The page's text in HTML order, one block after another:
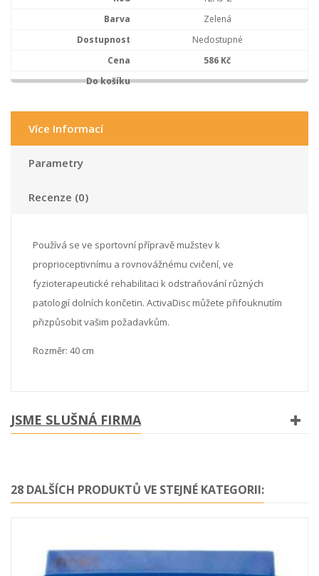
Zelená
Nedostupné
586 Kč
Více Informací
Parametry
Recenze (0)
Používá se ve sportovní přípravě mužstev k
proprioceptivnímu a rovnovážnému cvičení, ve
fyzioterapeutické rehabilitaci k odstraňování různých
patologií dolních končetin. ActivaDisc můžete přifouknutím
přizpůsobit vašim požadavkům.
Rozměr: 40 cm
JSME SLUŠNÁ FIRMA
28 DALŠÍCH PRODUKTŮ VE STEJNÉ KATEGORII: